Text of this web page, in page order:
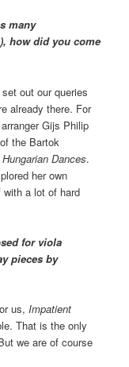
many
how did you come
out our queries
already there. For
Gijs Philip
the Bartok
Hungarian Dances.
her own
a lot of hard
for viola
pieces by
us,Impatient
That is the only
we are of course